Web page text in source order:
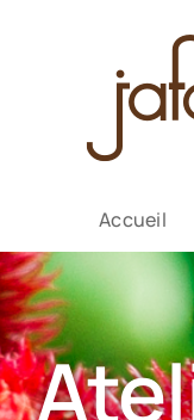
Accueil